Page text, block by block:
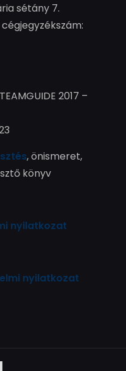
sétány 7.
2017 –
, önismeret,
könyv
nyilatkozat
nyilatkozat